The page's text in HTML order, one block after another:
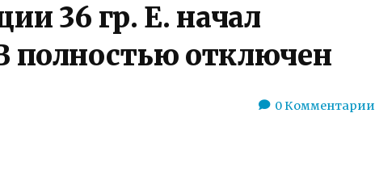
36 гр. E. начал
полностью отключен
0Комментарии